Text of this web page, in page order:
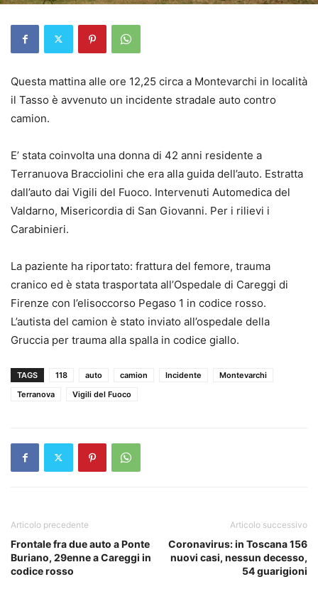
Questa mattina alle ore 12,25 circa a Montevarchi in località
il Tasso è avvenuto un incidente stradale auto contro
camion.
E’ stata coinvolta una donna di 42 anni residente a
Terranuova Bracciolini che era alla guida dell’auto. Estratta
dall’auto dai Vigili del Fuoco. Intervenuti Automedica del
Valdarno, Misericordia di San Giovanni. Per i rilievi i
Carabinieri.
La paziente ha riportato: frattura del femore, trauma
cranico ed è stata trasportata all’Ospedale di Careggi di
Firenze con l’elisoccorso Pegaso 1 in codice rosso.
L’autista del camion è stato inviato all’ospedale della
Gruccia per trauma alla spalla in codice giallo.
TAGS 118 auto camion Incidente
Montevarchi
Terranova
Vigili del Fuoco
Articolo precedente
Frontale fra due auto a Ponte
Buriano, 29enne a Careggi in
codice rosso
Articolo successivo
Coronavirus: in Toscana 156
nuovi casi, nessun decesso,
54 guarigioni